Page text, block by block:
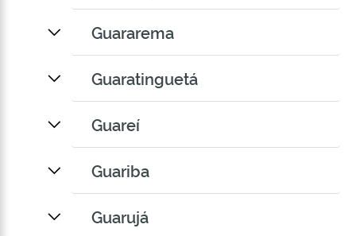
Guararema
Guaratinguetá
Guareí
Guariba
Guarujá